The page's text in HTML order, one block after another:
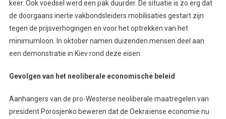
keer. Ook voedsel werd een pak duurder. De situatie is zo erg dat
de doorgaans inerte vakbondsleiders mobilisaties gestart zijn
tegen de prijsverhogingen en voor het optrekken van het
minimumloon. In oktober namen duizenden mensen deel aan
een demonstratie in Kiev rond deze eisen.
Gevolgen van het neoliberale economische beleid
Aanhangers van de pro-Westerse neoliberale maatregelen van
president Porosjenko beweren dat de Oekraïense economie nu